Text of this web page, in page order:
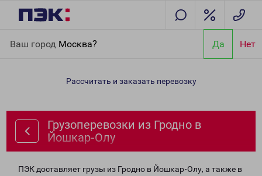
Ваш город Москва? Да Нет
Олу
Рассчитать и заказать перевозку
Грузоперевозки из Гродно в
Йошкар-Олу
ПЭК доставляет грузы из Гродно в Йошкар-Олу, а также в